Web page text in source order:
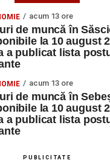
acum 13 ore
de muncă în
la 10 august
a publicat lista
acum 13 ore
de muncă în
la 10 august
a publicat lista
PUBLICITATE